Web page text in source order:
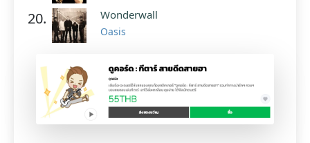
20. Wonderwall
Oasis